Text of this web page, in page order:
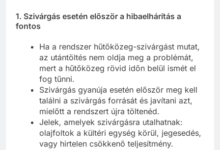
1. Szivárgás esetén először a hibaelhárítás a
fontos
Ha a rendszer hűtőközeg-szivárgást mutat,
az utántöltés nem oldja meg a problémát,
mert a hűtőközeg rövid időn belül ismét el
fog tűnni.
Szivárgás gyanúja esetén először meg kell
találni a szivárgás forrását és javítani azt,
mielőtt a rendszert újra töltenéd.
Jelek, amelyek szivárgásra utalhatnak:
olajfoltok a kültéri egység körül, jegesedés,
vagy hirtelen csökkenő teljesítmény.